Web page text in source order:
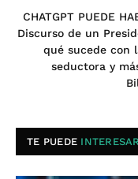
CHATGPT PUEDE
Discurso de un
qué sucede con
seductora y
TE PUEDE INTERESAR